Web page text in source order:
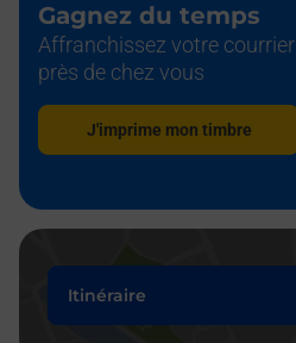
Gagnez du temps
Affranchissez votre courrier
près de chez vous
J'imprime mon timbre
Itinéraire